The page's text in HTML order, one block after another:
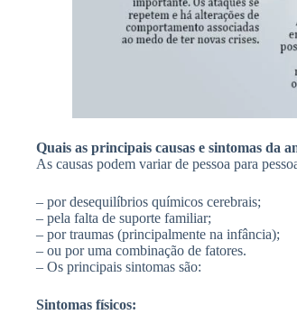
Quais as principais causas e sintomas da
As causas podem variar de pessoa para
– por desequilíbrios químicos cerebrais;
– pela falta de suporte familiar;
– por traumas (principalmente na infância);
– ou por uma combinação de fatores.
– Os principais sintomas são:
Sintomas físicos: